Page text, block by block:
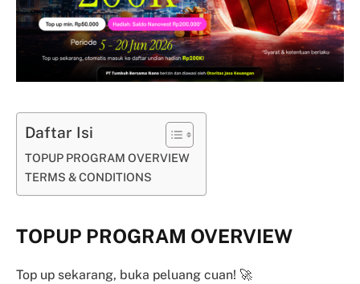
Daftar Isi
TOPUP PROGRAM OVERVIEW
TERMS & CONDITIONS
TOPUP PROGRAM OVERVIEW
Top up sekarang, buka peluang cuan! 🚀